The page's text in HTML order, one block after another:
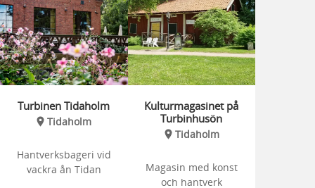
Turbinen Tidaholm
Tidaholm
Hantverksbageri vid
vackra ån Tidan
Kulturmagasinet på
Turbinhusön
Tidaholm
Magasin med konst
och hantverk